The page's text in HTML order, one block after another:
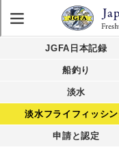
JGFA日本記録
船釣り
淡水
淡水フライフィッシ
申請と認定